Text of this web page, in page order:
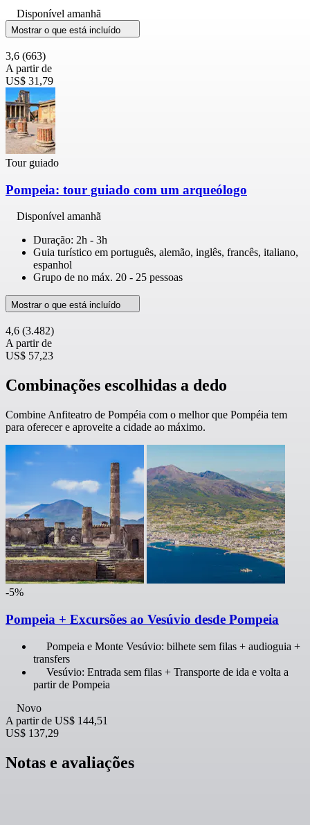
Disponível amanhã
Mostrar o que está incluído
3,6 (663)
A partir de
US$ 31,79
Tour guiado
Pompeia: tour guiado com um arqueólogo
Disponível amanhã
Duração: 2h - 3h
Guia turístico em português, alemão, inglês, francês, italiano,
espanhol
Grupo de no máx. 20 - 25 pessoas
Mostrar o que está incluído
4,6 (3.482)
A partir de
US$ 57,23
Combinações escolhidas a dedo
Combine Anfiteatro de Pompéia com o melhor que Pompéia tem
para oferecer e aproveite a cidade ao máximo.
-5%
Pompeia + Excursões ao Vesúvio desde Pompeia
Pompeia e Monte Vesúvio: bilhete sem filas + audioguia +
transfers
Vesúvio: Entrada sem filas + Transporte de ida e volta a
partir de Pompeia
Novo
A partir de US$ 144,51
US$ 137,29
Notas e avaliações